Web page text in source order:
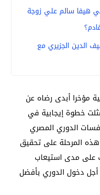
هيفا سالم علي زوجة
الدين الجزيري مع
مؤخرا أبدى رضاه عن
مثلت خطوة إيجابية في
الدوري المصري
هذه المرحلة على تحقيق
على مدى استيعاب
أجل دخول الدوري بأفضل